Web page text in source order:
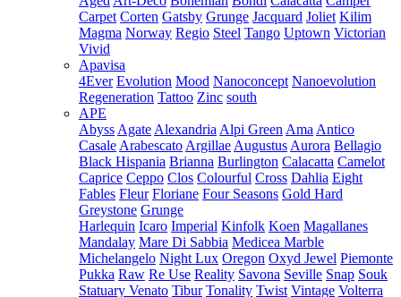
Carpet Corten Gatsby Grunge Jacquard Joliet Kilim
Magma Norway Regio Steel Tango Uptown Victorian
Vivid
Apavisa
4Ever Evolution Mood Nanoconcept Nanoevolution
Regeneration Tattoo Zinc south
APE
Abyss Agate Alexandria Alpi Green Ama Antico
Casale Arabescato Argillae Augustus Aurora Bellagio
Black Hispania Brianna Burlington Calacatta Camelot
Caprice Ceppo Clos Colourful Cross Dahlia Eight
Fables Fleur Floriane Four Seasons Gold Hard
Greystone Grunge
Harlequin Icaro Imperial Kinfolk Koen Magallanes
Mandalay Mare Di Sabbia Medicea Marble
Michelangelo Night Lux Oregon Oxyd Jewel Piemonte
Pukka Raw Re Use Reality Savona Seville Snap Souk
Statuary Venato Tibur Tonality Twist Vintage Volterra